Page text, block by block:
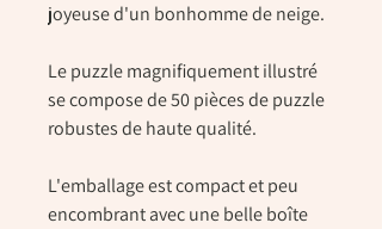
joyeuse d'un bonhomme de neige.
Le puzzle magnifiquement illustré
se compose de 50 pièces de puzzle
robustes de haute qualité.
L'emballage est compact et peu
encombrant avec une belle boîte